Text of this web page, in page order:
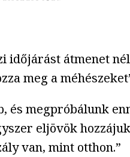
időjárást átmenet
meg a
és megpróbálunk
eljövök
van, mint otthon.”